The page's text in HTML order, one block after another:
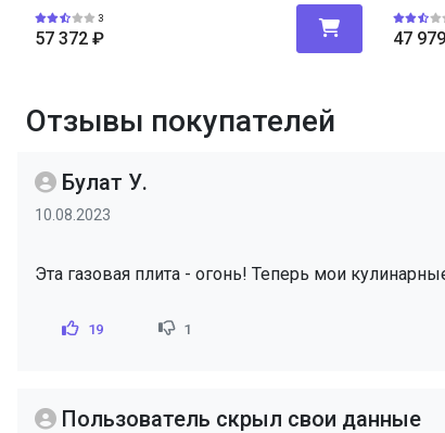
3
57 372 ₽ 47 979
Отзывы покупателей
Булат У.
10.08.2023
Эта газовая плита - огонь! Теперь мои
19 1
Пользователь скрыл свои данные